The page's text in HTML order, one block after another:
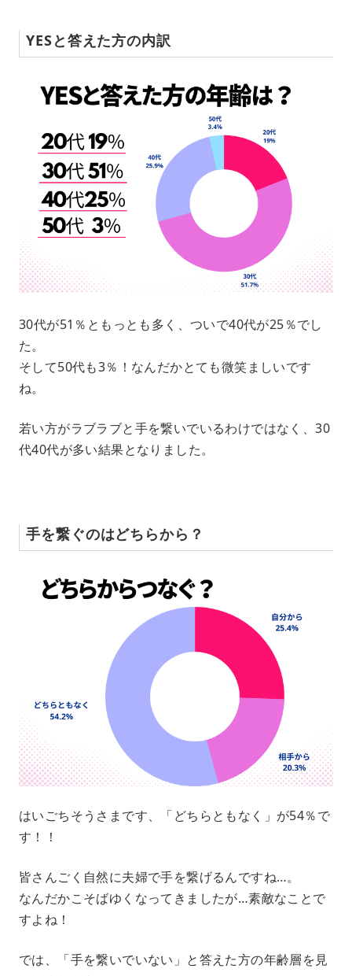
YESと答えた方の内訳
30代が51％ともっとも多く、ついで40代が25％でし
た。
そして50代も3％！なんだかとても微笑ましいです
ね。
若い方がラブラブと手を繋いでいるわけではなく、30
代40代が多い結果となりました。
手を繋ぐのはどちらから？
はいごちそうさまです、「どちらともなく」が54％で
す！！
皆さんごく自然に夫婦で手を繋げるんですね…。
なんだかこそばゆくなってきましたが…素敵なことで
すよね！
では、「手を繋いでいない」と答えた方の年齢層を見